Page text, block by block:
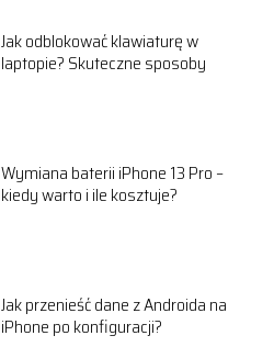
Jak odblokować klawiaturę w
laptopie? Skuteczne sposoby
Wymiana baterii iPhone 13 Pro –
kiedy warto i ile kosztuje?
Jak przenieść dane z Androida na
iPhone po konfiguracji?